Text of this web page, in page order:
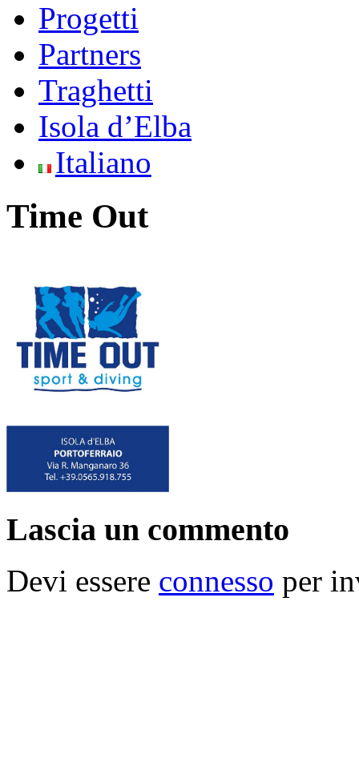
Progetti
Partners
Traghetti
Isola d’Elba
Italiano
Time Out
Lascia un commento
Devi essere connesso per